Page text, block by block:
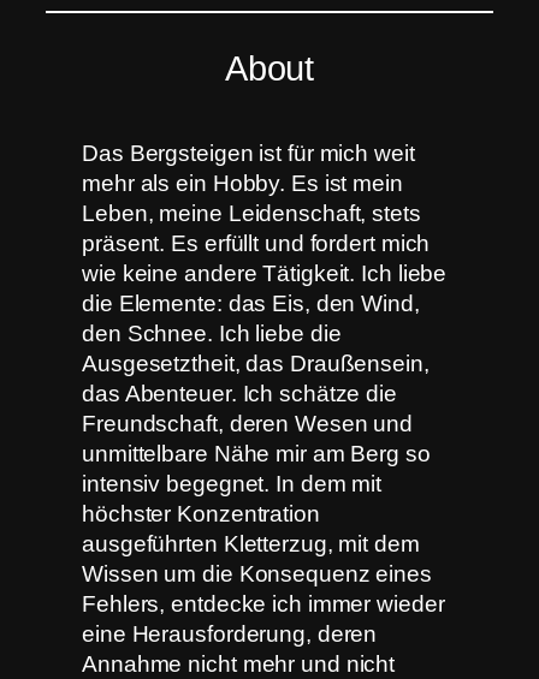
About
Das Bergsteigen ist für mich weit
mehr als ein Hobby. Es ist mein
Leben, meine Leidenschaft, stets
präsent. Es erfüllt und fordert mich
wie keine andere Tätigkeit. Ich liebe
die Elemente: das Eis, den Wind,
den Schnee. Ich liebe die
Ausgesetztheit, das Draußensein,
das Abenteuer. Ich schätze die
Freundschaft, deren Wesen und
unmittelbare Nähe mir am Berg so
intensiv begegnet. In dem mit
höchster Konzentration
ausgeführten Kletterzug, mit dem
Wissen um die Konsequenz eines
Fehlers, entdecke ich immer wieder
eine Herausforderung, deren
Annahme nicht mehr und nicht